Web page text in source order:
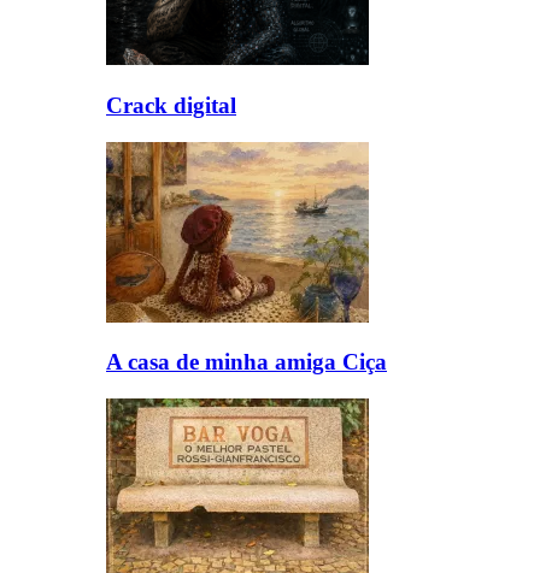
Crack digital
A casa de minha amiga Ciça